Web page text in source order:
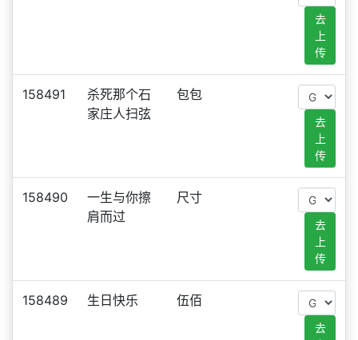
去
上
传
158491
杀死那个石
家庄人扫弦
包包
去
上
传
158490
一生与你擦
肩而过
尺寸
去
上
传
158489 生日快乐 伍佰
去